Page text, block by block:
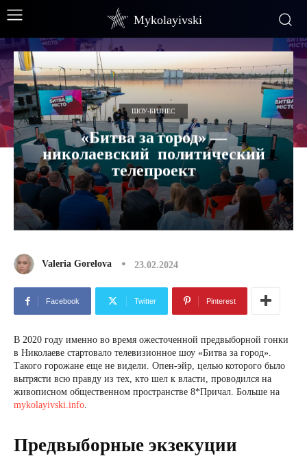
Mykolayivski
ШОУ-БИЗНЕС
«Битва за город» —
николаевский политический
телепроект
Valeria Gorelova 23.02.2024
Facebook Twitter Pinterest
В 2020 году именно во время ожесточенной предвыборной гонки
в Николаеве стартовало телевизионное шоу «Битва за город».
Такого горожане еще не видели. Опен-эйр, целью которого было
вытрясти всю правду из тех, кто шел к власти, проводился на
живописном общественном пространстве 8*Причал. Больше на
mykolayivski.info.
Предвыборные экзекуции